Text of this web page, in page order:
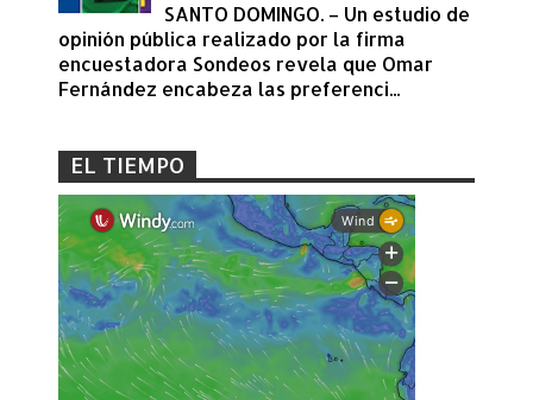
SANTO DOMINGO. – Un estudio de
opinión pública realizado por la firma
encuestadora Sondeos revela que Omar
Fernández encabeza las preferenci...
EL TIEMPO